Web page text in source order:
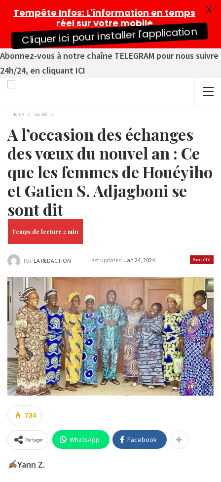
Abonnez-vous à notre chaîne TELEGRAM pour nous suivre
24h/24, en cliquant ICI
Home Société
A l’occasion des échanges
des vœux du nouvel an : Ce
que les femmes de Houéyiho
et Gatien S. Adjagboni se
sont dit
Société
Par LA REDACTION Last updated Jan 24, 2024
734
Partager WhatsApp Facebook
Yann Z.
Tempête Infos: L'information en temps
réel sur votre mobile
Cliquer ici pour installer l'application
X